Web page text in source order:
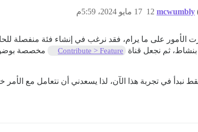
mcwumbly 17 مايو 2024، 5:59م 12
الأمور على ما يرام، فقد نرغب في إنشاء فئة منفصلة
بنشاط، ثم نجعل قناة
Contribute > Feature مخصصة
نبدأ في تجربة هذا الآن، لذا يسعدني أن نتعامل مع